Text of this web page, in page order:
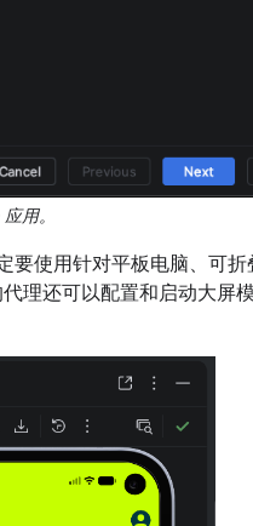
用。
要使用针对平板电脑、可折
理还可以配置和启动大屏